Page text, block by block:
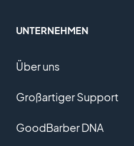
UNTERNEHMEN
Über uns
Großartiger Support
GoodBarber DNA